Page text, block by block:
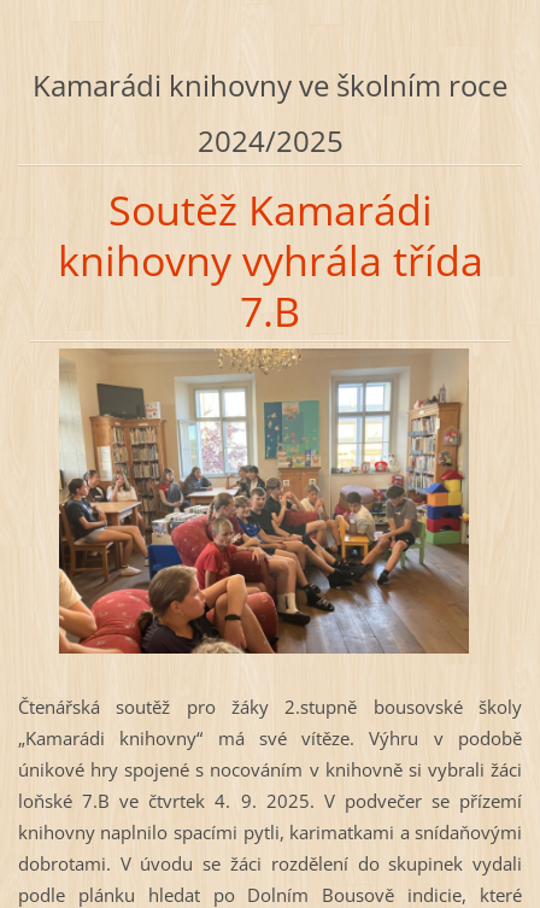
Kamarádi knihovny ve školním roce
2024/2025
Soutěž Kamarádi
knihovny vyhrála třída
7.B
Čtenářská soutěž pro žáky 2.stupně bousovské školy
„Kamarádi knihovny“ má své vítěze. Výhru v podobě
únikové hry spojené s nocováním v knihovně si vybrali žáci
loňské 7.B ve čtvrtek 4. 9. 2025. V podvečer se přízemí
knihovny naplnilo spacími pytli, karimatkami a snídaňovými
dobrotami. V úvodu se žáci rozdělení do skupinek vydali
podle plánku hledat po Dolním Bousově indicie, které